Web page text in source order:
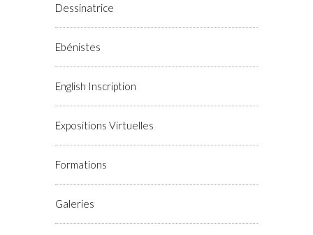
Dessinatrice
Ebénistes
English Inscription
Expositions Virtuelles
Formations
Galeries